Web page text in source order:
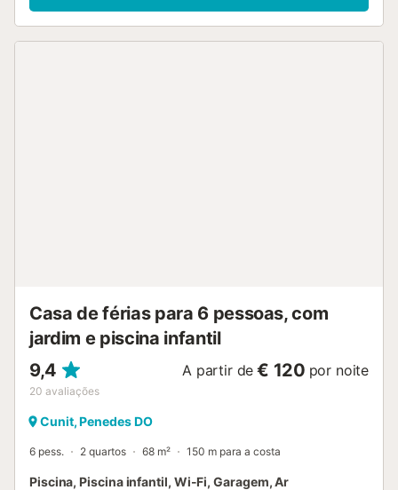
cama para crianças até 2 anos, secador de cabelo. Internet
Casa de férias para 6 pessoas, com
jardim e piscina infantil
9,4
20 avaliações
A partir de € 120 por noite
Cunit, Penedes DO
6 pess. 2 quartos 68 m² 150 m para a costa
Piscina, Piscina infantil, Wi-Fi, Garagem, Ar